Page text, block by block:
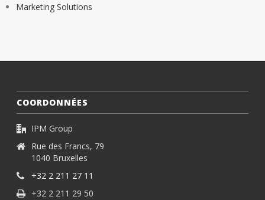
Marketing Solutions
COORDONNÉES
IPM Group
Rue des Francs, 79
1040 Bruxelles
+32 2 211 27 11
+32 2 211 29 50